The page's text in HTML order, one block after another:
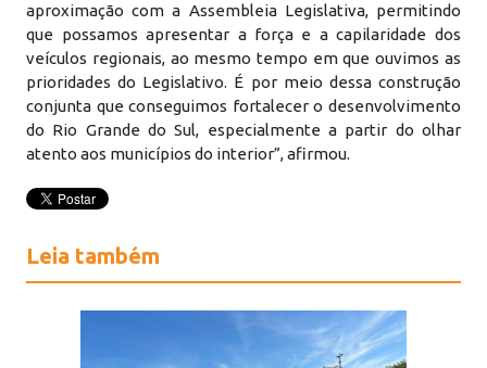
aproximação com a Assembleia Legislativa, permitindo
que possamos apresentar a força e a capilaridade dos
veículos regionais, ao mesmo tempo em que ouvimos as
prioridades do Legislativo. É por meio dessa construção
conjunta que conseguimos fortalecer o desenvolvimento
do Rio Grande do Sul, especialmente a partir do olhar
atento aos municípios do interior”, afirmou.
Leia também